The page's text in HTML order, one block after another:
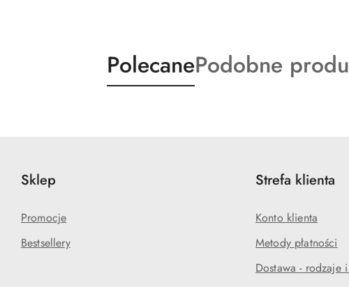
Produkty
o
PolecaneProdukty
o
Podobne
Sklep
Promocje
Bestsellery
Strefa klienta
Konto klienta
Metody płatności
Dostawa - rodzaje